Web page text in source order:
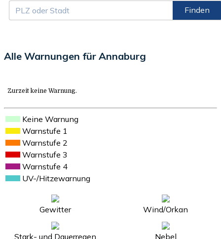
Finden
Alle Warnungen für Annaburg
Zurzeit keine Warnung.
Keine Warnung
Warnstufe 1
Warnstufe 2
Warnstufe 3
Warnstufe 4
UV-/Hitzewarnung
Gewitter Wind/Orkan
Stark- und Dauerregen Nebel